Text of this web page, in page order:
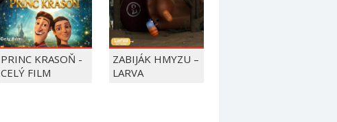
PRINC KRASOŇ -
CELÝ FILM
ZABIJÁK HMYZU –
LARVA